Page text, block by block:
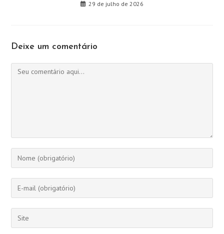
29 de julho de 2026
Deixe um comentário
Comentário
Digite
seu
nome
ou
de
usuário
Digite
seu
endereço
de
Digite
o